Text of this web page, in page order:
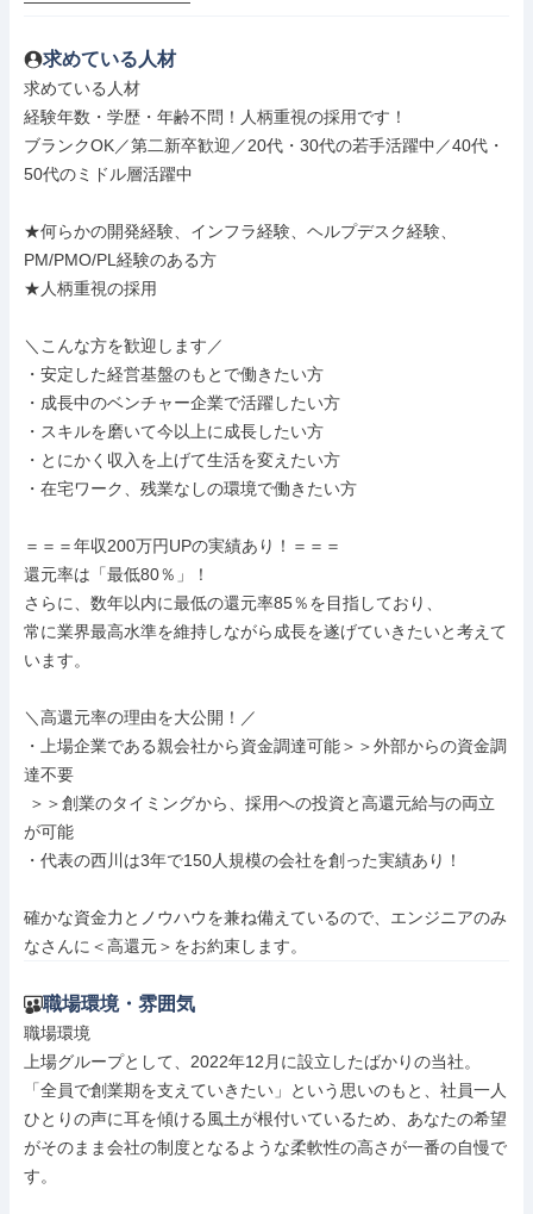
求めている人材
求めている人材
経験年数・学歴・年齢不問！人柄重視の採用です！
ブランクOK／第二新卒歓迎／20代・30代の若手活躍中／40代・
50代のミドル層活躍中
★何らかの開発経験、インフラ経験、ヘルプデスク経験、
PM/PMO/PL経験のある方
★人柄重視の採用
＼こんな方を歓迎します／
・安定した経営基盤のもとで働きたい方
・成長中のベンチャー企業で活躍したい方
・スキルを磨いて今以上に成長したい方
・とにかく収入を上げて生活を変えたい方
・在宅ワーク、残業なしの環境で働きたい方
＝＝＝年収200万円UPの実績あり！＝＝＝
還元率は「最低80％」！
さらに、数年以内に最低の還元率85％を目指しており、
常に業界最高水準を維持しながら成長を遂げていきたいと考えて
います。
＼高還元率の理由を大公開！／
・上場企業である親会社から資金調達可能＞＞外部からの資金調
達不要
が可能
・代表の西川は3年で150人規模の会社を創った実績あり！
確かな資金力とノウハウを兼ね備えているので、エンジニアのみ
なさんに＜高還元＞をお約束します。
職場環境・雰囲気
職場環境
上場グループとして、2022年12月に設立したばかりの当社。
「全員で創業期を支えていきたい」という思いのもと、社員一人
ひとりの声に耳を傾ける風土が根付いているため、あなたの希望
がそのまま会社の制度となるような柔軟性の高さが一番の自慢で
す。